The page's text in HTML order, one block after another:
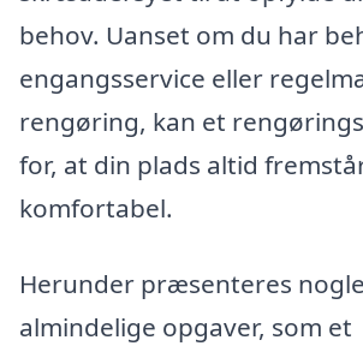
behov. Uanset om du har
engangsservice eller
rengøring, kan et
for, at din plads altid
komfortabel.
Herunder præsenteres
almindelige opgaver, som et